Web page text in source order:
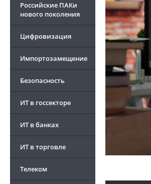
Российские ПАКи
нового поколения
Цифровизация
Импортозамещение
Безопасность
ИТ в госсекторе
ИТ в банках
ИТ в торговле
Телеком